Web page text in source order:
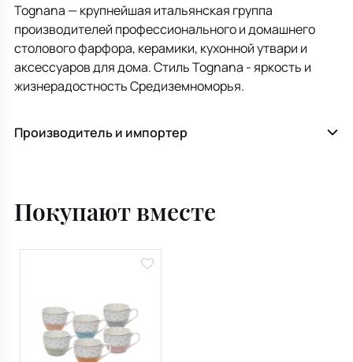
Tognana — крупнейшая итальянская группа
производителей профессионального и домашнего
столового фарфора, керамики, кухонной утвари и
аксессуаров для дома. Стиль Tognana - яркость и
жизнерадостность Средиземноморья.
Производитель и импортер
Покупают вместе